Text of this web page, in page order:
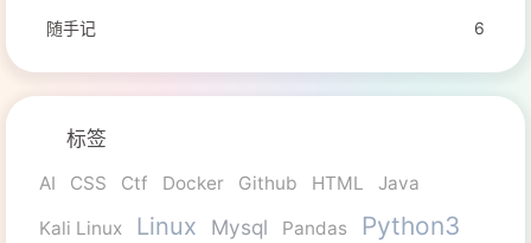
随手记
6
标签
AI CSS Ctf Docker Github HTML
Java
Kali Linux
Linux Mysql Pandas Python3